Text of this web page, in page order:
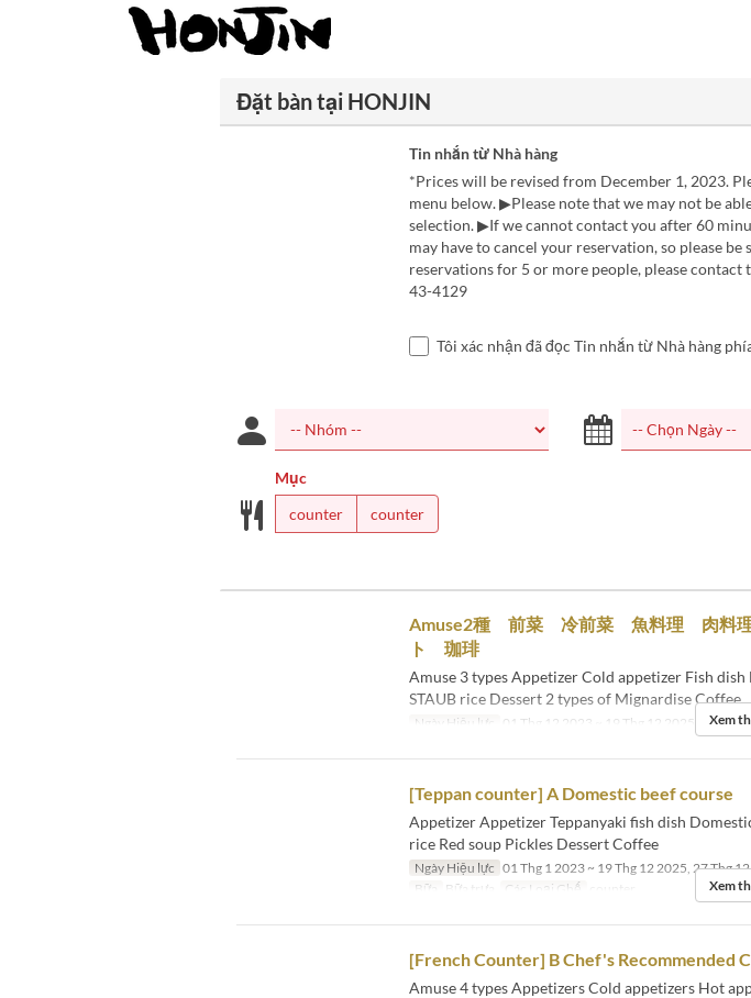
Đặt bàn tại HONJIN
Tin nhắn từ Nhà hàng
*Prices will be revised from December 1, 2023.
menu below. ▶Please note that we may not be
selection. ▶If we cannot contact you after 60
may have to cancel your reservation, so please
reservations for 5 or more people, please
43-4129
Tôi xác nhận đã đọc Tin nhắn từ Nhà hàng
Mục
counter
counter
Amuse2種 前菜 冷前菜 魚料理 肉料理
ト 珈琲
Amuse 3 types Appetizer Cold appetizer Fish
STAUB rice Dessert 2 types of Mignardise Coffee
Ngày Hiệu lực 01 Thg 12 2023 ~ 19 Thg 12 2025, 27 Thg
Xem
[Teppan counter] A Domestic beef course
Appetizer Appetizer Teppanyaki fish dish
rice Red soup Pickles Dessert Coffee
Ngày Hiệu lực 01 Thg 1 2023 ~ 19 Thg 12 2025, 27 Thg
Bữa
Bữa trưa Các Loại Ghế Xem
[French Counter] B Chef's Recommended
Amuse 4 types Appetizers Cold appetizers Hot